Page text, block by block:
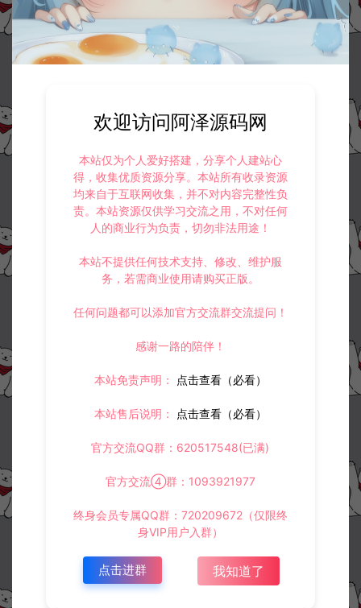
资源下载
此资源下载价格为 50 星钻，请先 登录
收藏 (0) 打赏 点赞 (
本站资源售价只是赞助，收取费用仅维持本站的日常运营所需。
将会第一时间解决！
业用途，请大家不要用于商用！
侵权联系邮箱：32838727@qq.com
阿泽源码网 定制后台 兵临三国-CDK角色ID授权后台+GM授权
欢迎访问阿泽源码网
本站仅为个人爱好搭建，分享个人建站心
得，收集优质资源分享。本站所有收录资源
均来自于互联网收集，并不对内容完整性负
责。本站资源仅供学习交流之用，不对任何
人的商业行为负责，切勿非法用途！
本站不提供任何技术支持、修改、维护服
务，若需商业使用请购买正版。
任何问题都可以添加官方交流群交流提问！
感谢一路的陪伴！
本站免责声明： 点击查看（必看）
本站售后说明： 点击查看（必看）
官方交流QQ群：620517548(已满)
官方交流④群：1093921977
终身会员专属QQ群：720209672（仅限终
身VIP用户入群）
点击进群 我知道了